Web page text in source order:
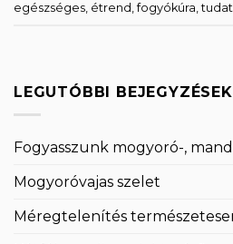
egészséges, étrend ,fogyókúra,
LEGUTÓBBI BEJEGYZÉSEK
Fogyasszunk mogyoró-,
Mogyoróvajas szelet
Méregtelenítés